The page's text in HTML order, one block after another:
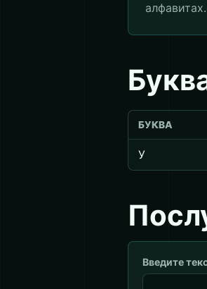
алфавитах.
БУКВА
У
Введите